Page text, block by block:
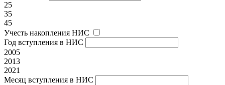
25
35
45
Учесть накопления НИС
Год вступления в НИС
2005
2013
2021
Месяц вступления в НИС